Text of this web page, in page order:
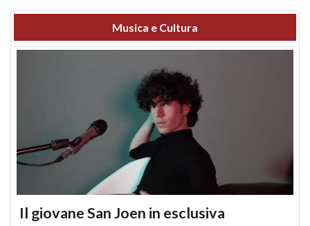
Musica e Cultura
Il giovane San Joen in esclusiva